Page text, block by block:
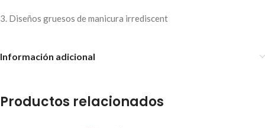
3. Diseños gruesos de manicura irrediscent
Información adicional
Productos relacionados